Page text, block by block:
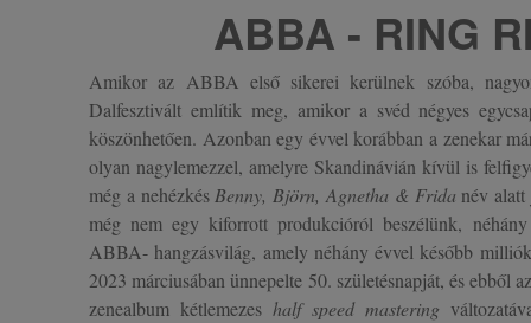
ABBA - RING
Amikor az ABBA első sikerei kerülnek szóba,
Dalfesztivált említik meg, amikor a svéd négyes
köszönhetően. Azonban egy évvel korábban a zenekar
olyan nagylemezzel, amelyre Skandinávián kívül is
még a nehézkés Benny, Björn, Agnetha & Frida név
még nem egy kiforrott produkcióról beszélünk,
ABBA- hangzásvilág, amely néhány évvel később
2023 márciusában ünnepelte 50. születésnapját, és ebből
zenealbum kétlemezes half speed mastering